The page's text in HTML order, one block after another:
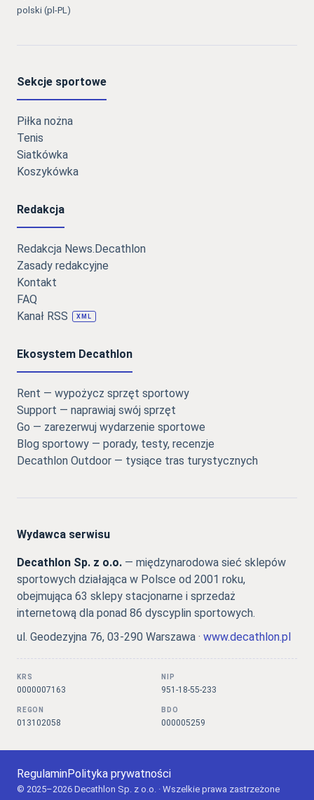
polski (pl-PL)
Sekcje sportowe
Piłka nożna
Tenis
Siatkówka
Koszykówka
Redakcja
Redakcja News.Decathlon
Zasady redakcyjne
Kontakt
FAQ
Kanał RSS
XML
Ekosystem Decathlon
Rent — wypożycz sprzęt sportowy
Support — naprawiaj swój sprzęt
Go — zarezerwuj wydarzenie sportowe
Blog sportowy — porady, testy, recenzje
Decathlon Outdoor — tysiące tras turystycznych
Wydawca serwisu
Decathlon Sp. z o.o. — międzynarodowa sieć sklepów
sportowych działająca w Polsce od 2001 roku,
obejmująca 63 sklepy stacjonarne i sprzedaż
internetową dla ponad 86 dyscyplin sportowych.
ul. Geodezyjna 76, 03-290 Warszawa · www.decathlon.pl
KRS
0000007163
NIP
951-18-55-233
REGON
013102058
BDO
000005259
RegulaminPolityka prywatności
© 2025–2026 Decathlon Sp. z o.o. · Wszelkie prawa zastrzeżone